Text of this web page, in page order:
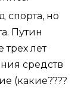
но
Путин
трех лет
средств
(какие????